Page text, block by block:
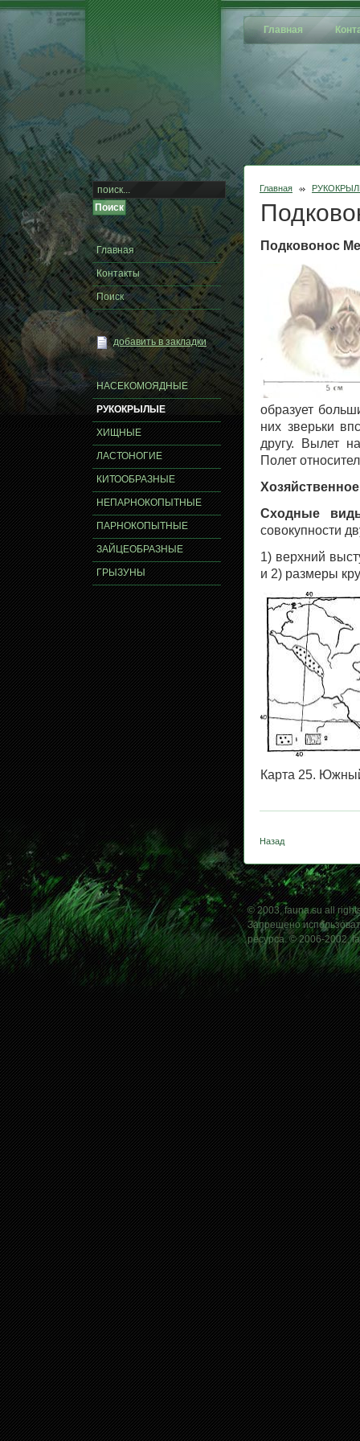
Главная
Главная
Подковонос
образует
них зверьки
другу. Вылет
Полет
Сходные
совокупности
1) верхний
и 2) размеры
Карта 25.
Назад
Главная
Контакты
Поиск
добавить в закладки
НАСЕКОМОЯДНЫЕ
РУКОКРЫЛЫЕ
ХИЩНЫЕ
ЛАСТОНОГИЕ
КИТООБРАЗНЫЕ
НЕПАРНОКОПЫТНЫЕ
ПАРНОКОПЫТНЫЕ
ЗАЙЦЕОБРАЗНЫЕ
ГРЫЗУНЫ
© 2003, fauna.su all
Запрещено
ресурса. © 2006-2002,